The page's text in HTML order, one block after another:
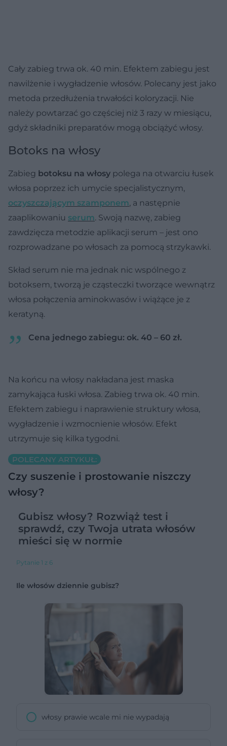
Cały zabieg trwa ok. 40 min. Efektem zabiegu jest
nawilżenie i wygładzenie włosów. Polecany jest jako
metoda przedłużenia trwałości koloryzacji. Nie
należy powtarzać go częściej niż 3 razy w miesiącu,
gdyż składniki preparatów mogą obciążyć włosy.
Botoks na włosy
Zabieg botoksu na włosy polega na otwarciu łusek
włosa poprzez ich umycie specjalistycznym,
oczyszczającym szamponem, a następnie
zaaplikowaniu serum. Swoją nazwę, zabieg
zawdzięcza metodzie aplikacji serum – jest ono
rozprowadzane po włosach za pomocą strzykawki.
Skład serum nie ma jednak nic wspólnego z
botoksem, tworzą je cząsteczki tworzące wewnątrz
włosa połączenia aminokwasów i wiążące je z
keratyną.
Cena jednego zabiegu: ok. 40 – 60 zł.
Na końcu na włosy nakładana jest maska
zamykająca łuski włosa. Zabieg trwa ok. 40 min.
Efektem zabiegu i naprawienie struktury włosa,
wygładzenie i wzmocnienie włosów. Efekt
utrzymuje się kilka tygodni.
POLECANY ARTYKUŁ:
Czy suszenie i prostowanie niszczy
włosy?
Gubisz włosy? Rozwiąż test i
sprawdź, czy Twoja utrata włosów
mieści się w normie
Pytanie 1 z 6
Ile włosów dziennie gubisz?
włosy prawie wcale mi nie wypadają